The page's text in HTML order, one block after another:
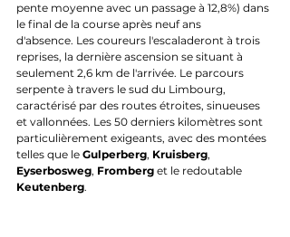
pente moyenne avec un passage à 12,8%) dans
le final de la course après neuf ans
d'absence. Les coureurs l'escaladeront à trois
reprises, la dernière ascension se situant à
seulement 2,6 km de l'arrivée. Le parcours
serpente à travers le sud du Limbourg,
caractérisé par des routes étroites, sinueuses
et vallonnées. Les 50 derniers kilomètres sont
particulièrement exigeants, avec des montées
telles que le Gulperberg, Kruisberg,
Eyserbosweg, Fromberg et le redoutable
Keutenberg.